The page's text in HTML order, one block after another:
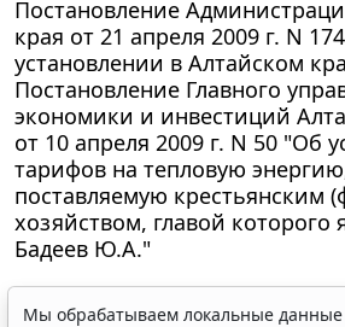
Постановление
края от 21 апреля 2009 г. N
установлении в Алтайском
Постановление Главного
экономики и инвестиций
от 10 апреля 2009 г. N 50 "Об
тарифов на тепловую
поставляемую крестьянским
хозяйством, главой которого
Бадеев Ю.А."
Мы обрабатываем локальные данные